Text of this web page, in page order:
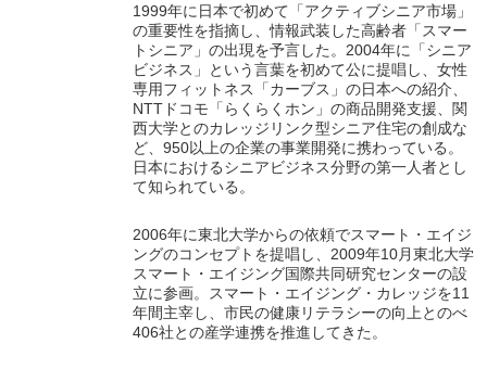
1999年に日本で初めて「アクティブシニア市場」
の重要性を指摘し、情報武装した高齢者「スマー
トシニア」の出現を予言した。2004年に「シニア
ビジネス」という言葉を初めて公に提唱し、女性
専用フィットネス「カーブス」の日本への紹介、
NTTドコモ「らくらくホン」の商品開発支援、関
西大学とのカレッジリンク型シニア住宅の創成な
ど、950以上の企業の事業開発に携わっている。
日本におけるシニアビジネス分野の第一人者とし
て知られている。
2006年に東北大学からの依頼でスマート・エイジ
ングのコンセプトを提唱し、2009年10月東北大学
スマート・エイジング国際共同研究センターの設
立に参画。スマート・エイジング・カレッジを11
年間主宰し、市民の健康リテラシーの向上とのべ
406社との産学連携を推進してきた。